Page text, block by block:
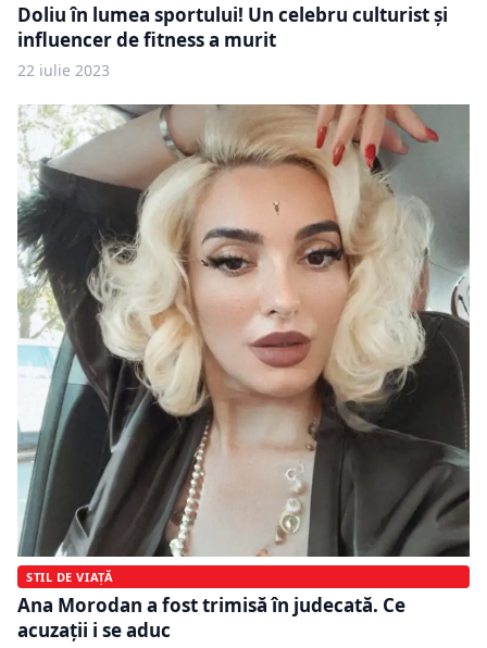
Doliu în lumea sportului! Un celebru culturist și
influencer de fitness a murit
22 iulie 2023
STIL DE VIAȚĂ
Ana Morodan a fost trimisă în judecată. Ce
acuzații i se aduc